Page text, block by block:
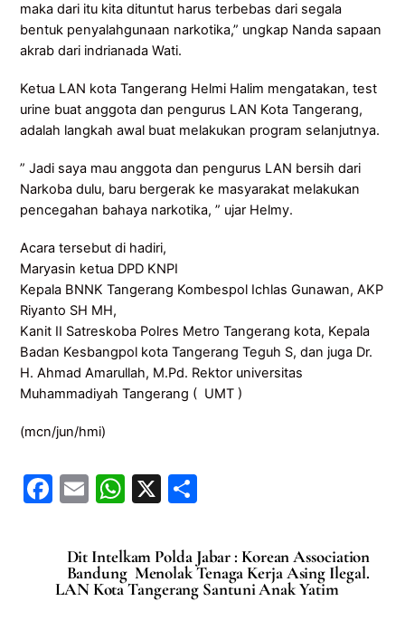
maka dari itu kita dituntut harus terbebas dari segala
bentuk penyalahgunaan narkotika,” ungkap Nanda sapaan
akrab dari indrianada Wati.
Ketua LAN kota Tangerang Helmi Halim mengatakan, test
urine buat anggota dan pengurus LAN Kota Tangerang,
adalah langkah awal buat melakukan program selanjutnya.
” Jadi saya mau anggota dan pengurus LAN bersih dari
Narkoba dulu, baru bergerak ke masyarakat melakukan
pencegahan bahaya narkotika, ” ujar Helmy.
Acara tersebut di hadiri,
Maryasin ketua DPD KNPI
Kepala BNNK Tangerang Kombespol Ichlas Gunawan, AKP
Riyanto SH MH,
Kanit II Satreskoba Polres Metro Tangerang kota, Kepala
Badan Kesbangpol kota Tangerang Teguh S, dan juga Dr.
H. Ahmad Amarullah, M.Pd. Rektor universitas
Muhammadiyah Tangerang ( UMT )
(mcn/jun/hmi)
F
c
e
b
E
ai
l
W
at
s
A
X
ar
e
Dit Intelkam Polda Jabar : Korean Association
Bandung Menolak Tenaga Kerja Asing Ilegal.
LAN Kota Tangerang Santuni Anak Yatim